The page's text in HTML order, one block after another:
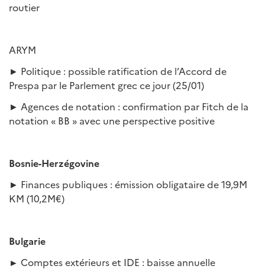
routier
ARYM
► Politique : possible ratification de l’Accord de
Prespa par le Parlement grec ce jour (25/01)
► Agences de notation : confirmation par Fitch de la
notation « BB » avec une perspective positive
Bosnie-Herzégovine
► Finances publiques : émission obligataire de 19,9M
KM (10,2M€)
Bulgarie
► Comptes extérieurs et IDE : baisse annuelle